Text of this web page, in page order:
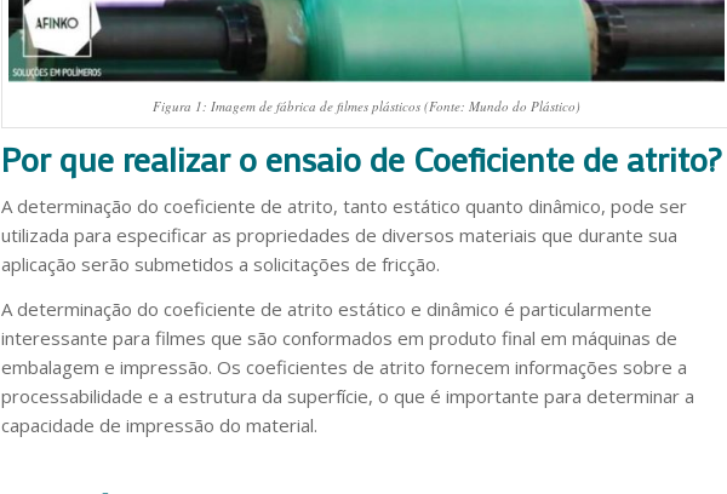
Figura 1: Imagem de fábrica de filmes plásticos (Fonte: Mundo do Plástico)
Por que realizar o ensaio de Coeficiente de atrito?
A determinação do coeficiente de atrito, tanto estático quanto dinâmico, pode ser
utilizada para especificar as propriedades de diversos materiais que durante sua
aplicação serão submetidos a solicitações de fricção.
A determinação do coeficiente de atrito estático e dinâmico é particularmente
interessante para filmes que são conformados em produto final em máquinas de
embalagem e impressão. Os coeficientes de atrito fornecem informações sobre a
processabilidade e a estrutura da superfície, o que é importante para determinar a
capacidade de impressão do material.